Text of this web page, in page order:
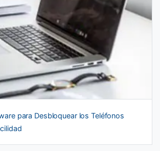
para Desbloquear los Teléfonos